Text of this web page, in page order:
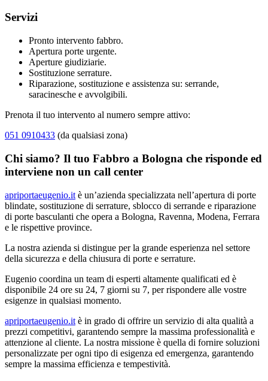
Servizi
Pronto intervento fabbro.
Apertura porte urgente.
Aperture giudiziarie.
Sostituzione serrature.
Riparazione, sostituzione e assistenza su: serrande,
saracinesche e avvolgibili.
Prenota il tuo intervento al numero sempre attivo:
051 0910433 (da qualsiasi zona)
Chi siamo? Il tuo Fabbro a Bologna che risponde ed
interviene non un call center
apriportaeugenio.it è un’azienda specializzata nell’apertura di porte
blindate, sostituzione di serrature, sblocco di serrande e riparazione
di porte basculanti che opera a Bologna, Ravenna, Modena, Ferrara
e le rispettive province.
La nostra azienda si distingue per la grande esperienza nel settore
della sicurezza e della chiusura di porte e serrature.
Eugenio coordina un team di esperti altamente qualificati ed è
disponibile 24 ore su 24, 7 giorni su 7, per rispondere alle vostre
esigenze in qualsiasi momento.
apriportaeugenio.it è in grado di offrire un servizio di alta qualità a
prezzi competitivi, garantendo sempre la massima professionalità e
attenzione al cliente. La nostra missione è quella di fornire soluzioni
personalizzate per ogni tipo di esigenza ed emergenza, garantendo
sempre la massima efficienza e tempestività.